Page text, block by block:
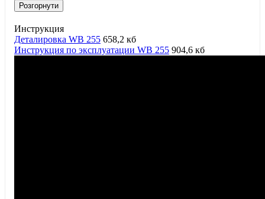
Розгорнути
Инструкция
Деталировка WB 255 658,2 кб
Инструкция по эксплуатации WB 255 904,6 кб